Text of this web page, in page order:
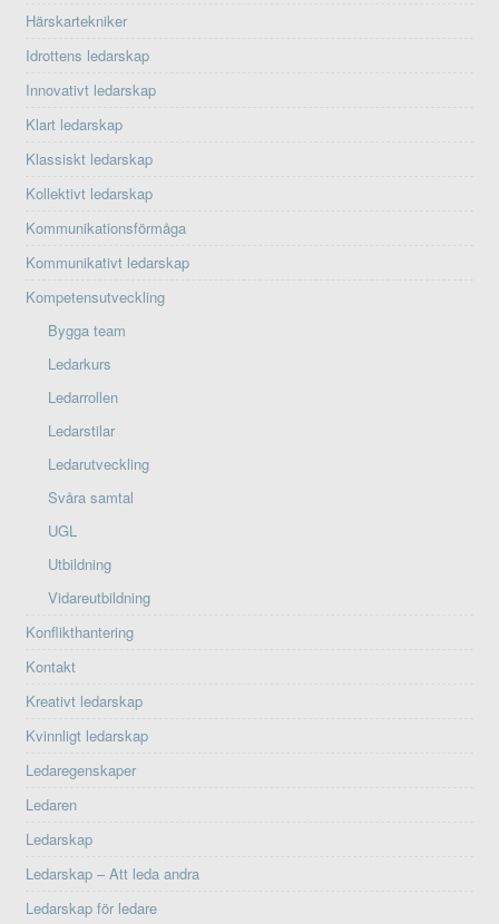
Härskartekniker
Idrottens ledarskap
Innovativt ledarskap
Klart ledarskap
Klassiskt ledarskap
Kollektivt ledarskap
Kommunikationsförmåga
Kommunikativt ledarskap
Kompetensutveckling
Bygga team
Ledarkurs
Ledarrollen
Ledarstilar
Ledarutveckling
Svåra samtal
UGL
Utbildning
Vidareutbildning
Konflikthantering
Kontakt
Kreativt ledarskap
Kvinnligt ledarskap
Ledaregenskaper
Ledaren
Ledarskap
Ledarskap – Att leda andra
Ledarskap för ledare